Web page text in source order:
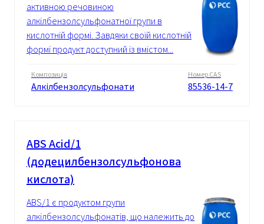
активною речовиною
алкілбензолсульфонатної групи в
кислотній формі. Завдяки своїй кислотній
формі продукт доступний із вмістом...
Композиція
Алкілбензолсульфонати
Номер CAS
85536-14-7
ABS Acid/1
(додецилбензолсульфонова
кислота)
ABS/1 є продуктом групи
алкілбензолсульфонатів, що належить до